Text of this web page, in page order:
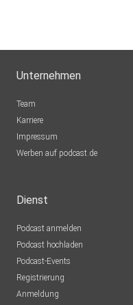
Unternehmen
Team
Karriere
Impressum
Werben auf podcast.de
Dienst
Podcast anmelden
Podcast hochladen
Podcast-Events
Registrierung
Anmeldung